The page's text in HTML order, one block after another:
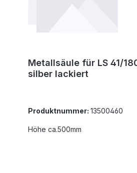
Metallsäule für LS 41/
silber lackiert
Produktnummer: 13500460
Höhe ca.500mm